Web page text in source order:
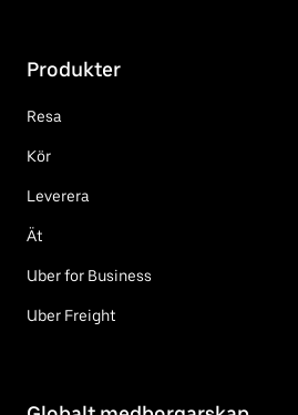
Produkter
Resa
Kör
Leverera
Ät
Uber for Business
Uber Freight